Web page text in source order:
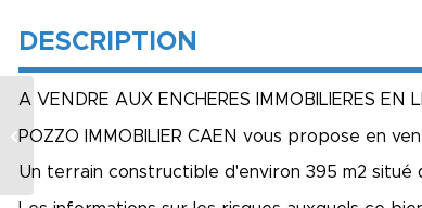
DESCRIPTION
A VENDRE AUX ENCHERES IMMOBILIERES EN
POZZO IMMOBILIER CAEN vous propose en
Un terrain constructible d'environ 395 m2
Appartement 2